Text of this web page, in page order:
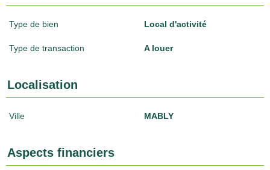
Type de bien Local d'activité
Type de transaction A louer
Localisation
Ville MABLY
Aspects financiers